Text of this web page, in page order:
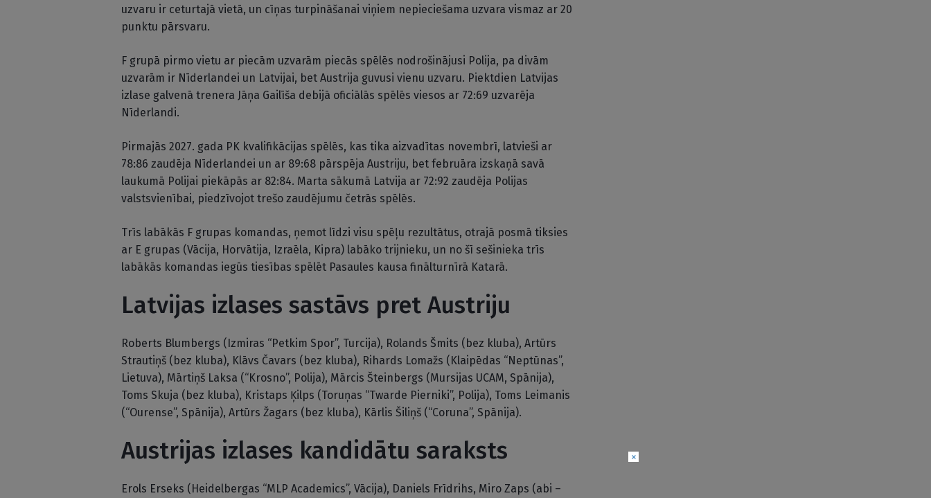
uzvaru ir ceturtajā vietā, un cīņas turpināšanai viņiem nepieciešama uzvara vismaz ar 20
punktu pārsvaru.
F grupā pirmo vietu ar piecām uzvarām piecās spēlēs nodrošinājusi Polija, pa divām
uzvarām ir Nīderlandei un Latvijai, bet Austrija guvusi vienu uzvaru. Piektdien Latvijas
izlase galvenā trenera Jāņa Gailīša debijā oficiālās spēlēs viesos ar 72:69 uzvarēja
Nīderlandi.
Pirmajās 2027. gada PK kvalifikācijas spēlēs, kas tika aizvadītas novembrī, latvieši ar
78:86 zaudēja Nīderlandei un ar 89:68 pārspēja Austriju, bet februāra izskaņā savā
laukumā Polijai piekāpās ar 82:84. Marta sākumā Latvija ar 72:92 zaudēja Polijas
valstsvienībai, piedzīvojot trešo zaudējumu četrās spēlēs.
Trīs labākās F grupas komandas, ņemot līdzi visu spēļu rezultātus, otrajā posmā tiksies
ar E grupas (Vācija, Horvātija, Izraēla, Kipra) labāko trijnieku, un no šī sešinieka trīs
labākās komandas iegūs tiesības spēlēt Pasaules kausa finālturnīrā Katarā.
Latvijas izlases sastāvs pret Austriju
Roberts Blumbergs (Izmiras “Petkim Spor”, Turcija), Rolands Šmits (bez kluba), Artūrs
Strautiņš (bez kluba), Klāvs Čavars (bez kluba), Rihards Lomažs (Klaipēdas “Neptūnas”,
Lietuva), Mārtiņš Laksa (“Krosno”, Polija), Mārcis Šteinbergs (Mursijas UCAM, Spānija),
Toms Skuja (bez kluba), Kristaps Ķilps (Toruņas “Twarde Pierniki”, Polija), Toms Leimanis
(“Ourense”, Spānija), Artūrs Žagars (bez kluba), Kārlis Šiliņš (“Coruna”, Spānija).
Austrijas izlases kandidātu saraksts
Erols Erseks (Heidelbergas “MLP Academics”, Vācija), Daniels Frīdrihs, Miro Zaps (abi –